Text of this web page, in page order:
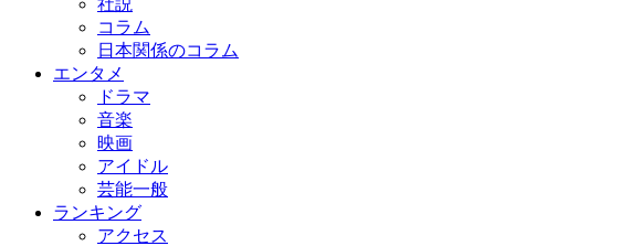
社説
コラム
日本関係のコラム
エンタメ
ドラマ
音楽
映画
アイドル
芸能一般
ランキング
アクセス